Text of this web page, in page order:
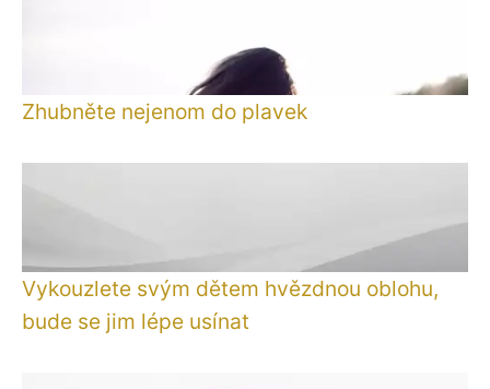
Zhubněte nejenom do plavek
Vykouzlete svým dětem hvězdnou oblohu,
bude se jim lépe usínat